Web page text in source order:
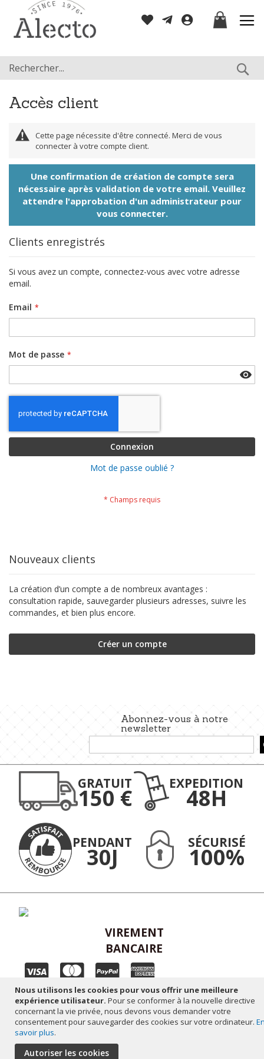
Nous utilisons les cookies pour vous offrir une meilleure
expérience utilisateur. Pour se conformer à la nouvelle directive
concernant la vie privée, nous devons vous demander votre
consentement pour sauvegarder des cookies sur votre ordinateur.
savoir plus.
Autoriser les cookies
contenu
Mon panier
Accès client
Cette page nécessite d'être connecté. Merci de vous
connecter à votre compte client.
Une confirmation de création de compte sera
nécessaire après validation de votre email. Veuillez
attendre l'approbation d'un administrateur pour
vous connecter.
Clients enregistrés
Si vous avez un compte, connectez-vous avec votre adresse
email.
Email
Mot de passe
Connexion
Mot de passe oublié ?
Nouveaux clients
La création d’un compte a de nombreux avantages :
consultation rapide, sauvegarder plusieurs adresses, suivre les
commandes, et bien plus encore.
Créer un compte
Abonnez-vous à notre
newsletter
à
notre
d’information
GRATUIT
150 €
EXPEDITION
48H
PENDANT
30J
SÉCURISÉ
100%
VIREMENT
BANCAIRE
Plan du site - Mentions légales - Réalisation altaïsweb